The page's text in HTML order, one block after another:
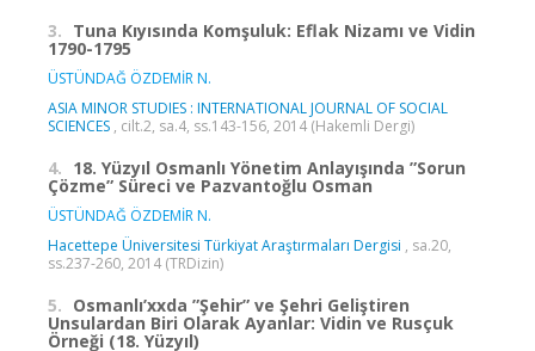
3. Tuna Kıyısında Komşuluk: Eflak Nizamı ve Vidin
1790-1795
ÜSTÜNDAĞ ÖZDEMİR N.
ASIA MINOR STUDIES : INTERNATIONAL JOURNAL OF SOCIAL
SCIENCES , cilt.2, sa.4, ss.143-156, 2014 (Hakemli Dergi)
4. 18. Yüzyıl Osmanlı Yönetim Anlayışında ”Sorun
Çözme” Süreci ve Pazvantoğlu Osman
ÜSTÜNDAĞ ÖZDEMİR N.
Hacettepe Üniversitesi Türkiyat Araştırmaları Dergisi , sa.20,
ss.237-260, 2014 (TRDizin)
5. Osmanlı’xxda ”Şehir” ve Şehri Geliştiren
Unsulardan Biri Olarak Ayanlar: Vidin ve Rusçuk
Örneği (18. Yüzyıl)